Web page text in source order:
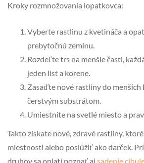
Kroky rozmnožovania lopatkovca:
Vyberte rastlinu z kvetináča a
prebytočnú zeminu.
Rozdeľte trs na menšie časti,
jeden list a korene.
Zasaďte nové rastliny do menších
čerstvým substrátom.
Umiestnite na svetlé miesto a
Takto získate nové, zdravé rastliny,
miestnosti alebo poslúžiť ako darček.
druhov sa oplatí poznať aj sadenie